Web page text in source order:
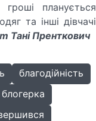
планується
та інші дівчачі
Тані Пренткович
благодійність
блогерка